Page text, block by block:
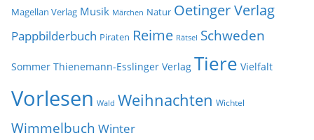
Magellan Verlag Musik Märchen Natur Oetinger Verlag
Pappbilderbuch Piraten Reime Rätsel Schweden
Sommer Thienemann-Esslinger Verlag Tiere Vielfalt
Vorlesen Wald Weihnachten Wichtel
Wimmelbuch Winter